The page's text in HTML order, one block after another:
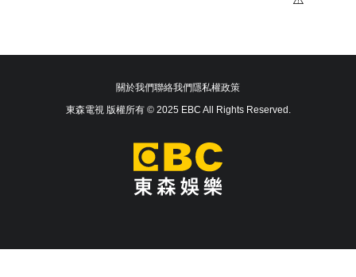
關於我們聯絡我們隱私權政策
東森電視 版權所有 © 2025 EBC All Rights Reserved.